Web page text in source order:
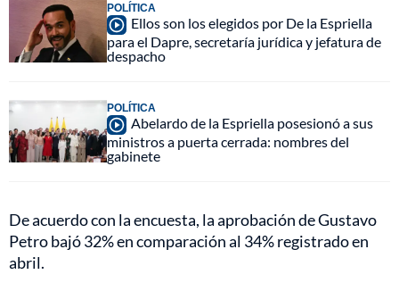
POLÍTICA
Ellos son los elegidos por De la Espriella
para el Dapre, secretaría jurídica y jefatura de
despacho
POLÍTICA
Abelardo de la Espriella posesionó a sus
ministros a puerta cerrada: nombres del
gabinete
De acuerdo con la encuesta, la aprobación de Gustavo
Petro bajó 32% en comparación al 34% registrado en
abril.